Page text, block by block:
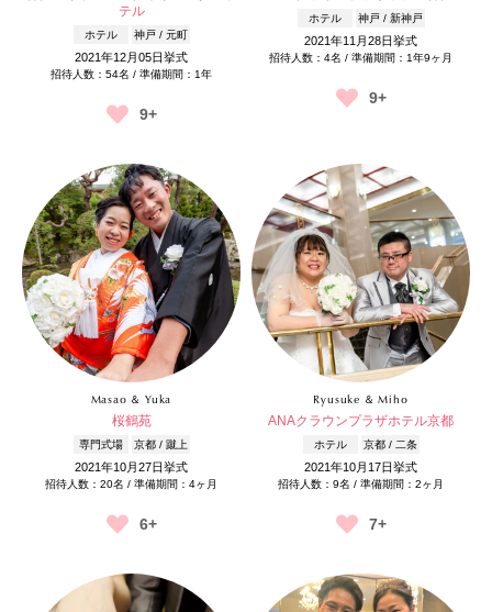
テル
ホテル 神戸 / 元町
2021年12月05日挙式
招待人数：54名 / 準備期間：1年
9+
ホテル 神戸 / 新神戸
2021年11月28日挙式
招待人数：4名 / 準備期間：1年9ヶ月
9+
Masao ＆ Yuka
桜鶴苑
専門式場 京都 / 蹴上
2021年10月27日挙式
招待人数：20名 / 準備期間：4ヶ月
6+
Ryusuke ＆ Miho
ANAクラウンプラザホテル京都
ホテル 京都 / 二条
2021年10月17日挙式
招待人数：9名 / 準備期間：2ヶ月
7+